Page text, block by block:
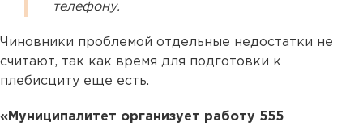
телефону.
Чиновники проблемой отдельные недостатки не
считают, так как время для подготовки к
плебисциту еще есть.
«Муниципалитет организует работу 555